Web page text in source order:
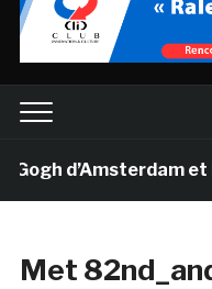
d’Amsterdam et
Met